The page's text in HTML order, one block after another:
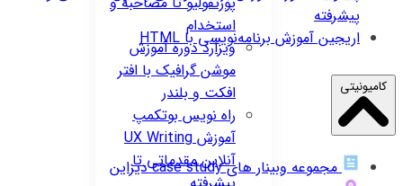
استخدام
ویزارددوره آموزش
موشن گرافیک با افتر
افکت و بلندر
راه نویسبوتکمپ
آموزش UX Writing
آنلاین مقدماتی تا
پیشرفته
اریجینآموزش برنامه‌نویسی با HTML
کامیونیتی
مجموعه وبینار های case study دیزاین